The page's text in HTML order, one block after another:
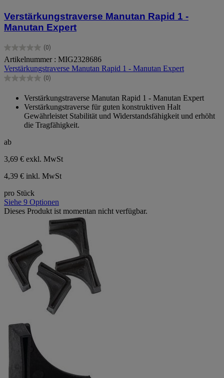
Verstärkungstraverse Manutan Rapid 1 -
Manutan Expert
(0)
0.0
von
5
Sternen.
Artikelnummer : MIG2328686
Verstärkungstraverse Manutan Rapid 1 - Manutan Expert
(0)
0.0
Sternen.
Verstärkungstraverse Manutan Rapid 1 - Manutan Expert
Verstärkungstraverse für guten konstruktiven Halt
Gewährleistet Stabilität und Widerstandsfähigkeit und erhöht
die Tragfähigkeit.
ab
3,69 € exkl. MwSt
4,39 € inkl. MwSt
pro Stück
Siehe 9 Optionen
Dieses Produkt ist momentan nicht verfügbar.